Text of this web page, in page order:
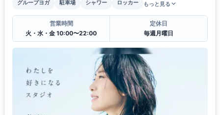
グループヨガ
駐車場 シャワー ロッカー もっと見る
営業時間
火・水・金 10:00〜22:00
定休日
毎週月曜日